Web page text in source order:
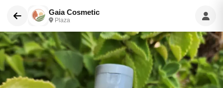
Gaia Cosmetic
Plaza